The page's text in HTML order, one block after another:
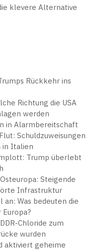
klevere Alternative
Rückkehr ins
Richtung die USA
werden
in Alarmbereitschaft
Schuldzuweisungen
in Italien
Trump überlebt
Steigende
Infrastruktur
an: Was bedeuten die
Chloride zum
wurden
aktiviert geheime